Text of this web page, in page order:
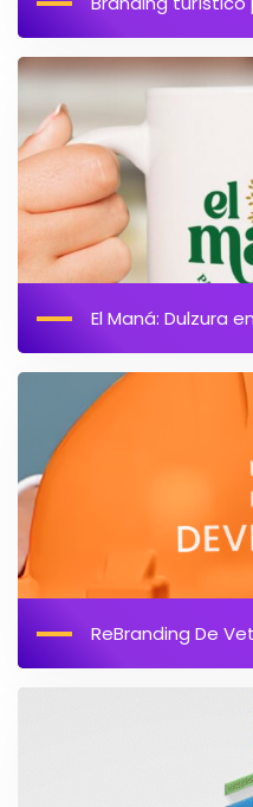
El Maná: Dulzura
ReBranding De